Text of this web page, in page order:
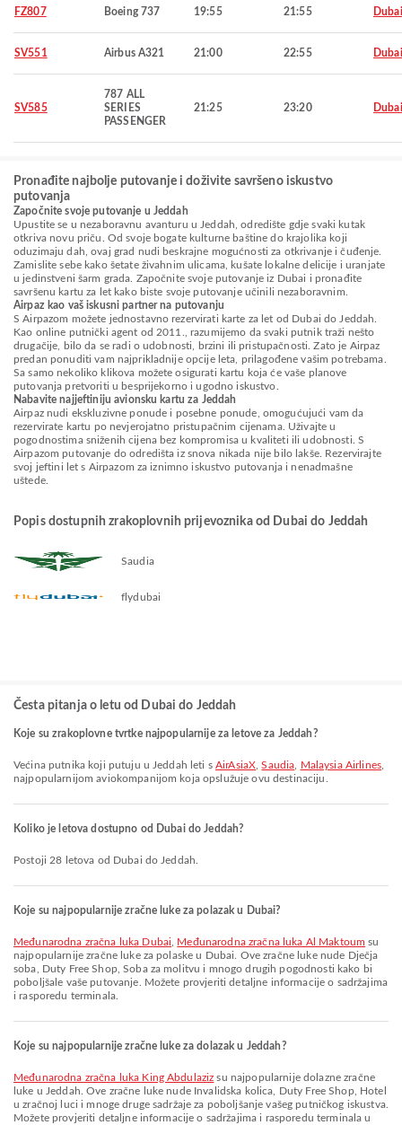
FZ807 Boeing 737 19:55 21:55 Dubai
SV551 Airbus A321 21:00 22:55 Dubai
SV585
787 ALL
SERIES
PASSENGER
21:25 23:20 Dubai
Pronađite najbolje putovanje i doživite savršeno iskustvo
putovanja
Započnite svoje putovanje u Jeddah
Upustite se u nezaboravnu avanturu u Jeddah, odredište gdje svaki kutak
otkriva novu priču. Od svoje bogate kulturne baštine do krajolika koji
oduzimaju dah, ovaj grad nudi beskrajne mogućnosti za otkrivanje i čuđenje.
Zamislite sebe kako šetate živahnim ulicama, kušate lokalne delicije i uranjate
u jedinstveni šarm grada. Započnite svoje putovanje iz Dubai i pronađite
savršenu kartu za let kako biste svoje putovanje učinili nezaboravnim.
Airpaz kao vaš iskusni partner na putovanju
S Airpazom možete jednostavno rezervirati karte za let od Dubai do Jeddah.
Kao online putnički agent od 2011., razumijemo da svaki putnik traži nešto
drugačije, bilo da se radi o udobnosti, brzini ili pristupačnosti. Zato je Airpaz
predan ponuditi vam najprikladnije opcije leta, prilagođene vašim potrebama.
Sa samo nekoliko klikova možete osigurati kartu koja će vaše planove
putovanja pretvoriti u besprijekorno i ugodno iskustvo.
Nabavite najjeftiniju avionsku kartu za Jeddah
Airpaz nudi ekskluzivne ponude i posebne ponude, omogućujući vam da
rezervirate kartu po nevjerojatno pristupačnim cijenama. Uživajte u
pogodnostima sniženih cijena bez kompromisa u kvaliteti ili udobnosti. S
Airpazom putovanje do odredišta iz snova nikada nije bilo lakše. Rezervirajte
svoj jeftini let s Airpazom za iznimno iskustvo putovanja i nenadmašne
uštede.
Popis dostupnih zrakoplovnih prijevoznika od Dubai do Jeddah
Saudia
flydubai
Česta pitanja o letu od Dubai do Jeddah
Koje su zrakoplovne tvrtke najpopularnije za letove za Jeddah?
Većina putnika koji putuju u Jeddah leti sAirAsiaX ,Saudia Malaysia Airlines,
najpopularnijom aviokompanijom koja opslužuje ovu destinaciju.
Koliko je letova dostupno od Dubai do Jeddah?
Postoji 28 letova od Dubai do Jeddah.
Koje su najpopularnije zračne luke za polazak u Dubai?
Međunarodna zračna luka Dubai Međunarodna zračna luka Al Maktoum su
najpopularnije zračne luke za polaske u Dubai. Ove zračne luke nude Dječja
soba, Duty Free Shop, Soba za molitvu i mnogo drugih pogodnosti kako bi
poboljšale vaše putovanje. Možete provjeriti detaljne informacije o sadržajima
i rasporedu terminala.
Koje su najpopularnije zračne luke za dolazak u Jeddah?
Međunarodna zračna luka King Abdulaziz su najpopularnije dolazne zračne
luke u Jeddah. Ove zračne luke nude Invalidska kolica, Duty Free Shop, Hotel
u zračnoj luci i mnoge druge sadržaje za poboljšanje vašeg putničkog iskustva.
Možete provjeriti detaljne informacije o sadržajima i rasporedu terminala u